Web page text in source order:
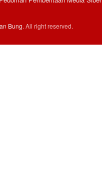
Bung. All right reserved.